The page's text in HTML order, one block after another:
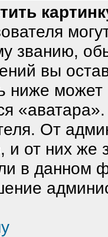
званию,
вы
ниже может
От
и от них же
в данном